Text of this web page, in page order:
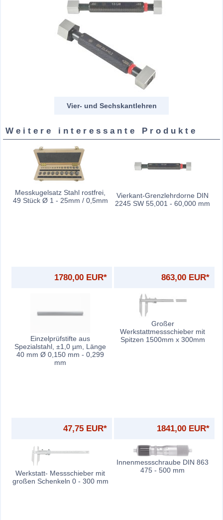
Vier- und Sechskantlehren
Weitere interessante Produkte
Messkugelsatz Stahl rostfrei,
49 Stück Ø 1 - 25mm / 0,5mm
1780,00 EUR*
Vierkant-Grenzlehrdorne DIN
2245 SW 55,001 - 60,000 mm
863,00 EUR*
Einzelprüfstifte aus
Spezialstahl, ±1,0 µm, Länge
40 mm Ø 0,150 mm - 0,299
mm
47,75 EUR*
Großer
Werkstattmessschieber mit
Spitzen 1500mm x 300mm
1841,00 EUR*
Werkstatt- Messschieber mit
großen Schenkeln 0 - 300 mm
Innenmessschraube DIN 863
475 - 500 mm